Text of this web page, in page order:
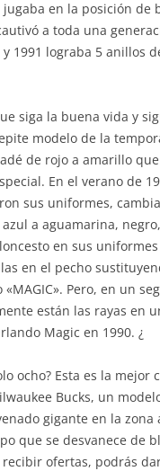
en la posición de
a toda una
1991 lograba 5 anillos
siga la buena vida y
modelo de la
de rojo a amarillo
En el verano de
sus uniformes,
a aguamarina,
en sus
en el pecho
«MAGIC». Pero, en un
están las rayas en
Magic en 1990. ¿
ocho? Esta es la mejor
Bucks, un
gigante en la zona
que se desvanece de
recibir ofertas, podrás